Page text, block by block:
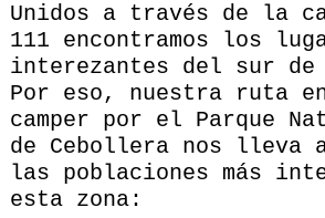
Unidos a través de la
111 encontramos los
interezantes del sur de
Por eso, nuestra ruta
camper por el Parque
de Cebollera nos lleva
las poblaciones más
esta zona: